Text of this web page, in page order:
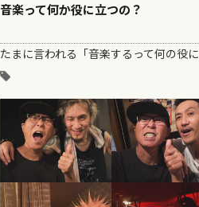
音楽って何か役に立つの？